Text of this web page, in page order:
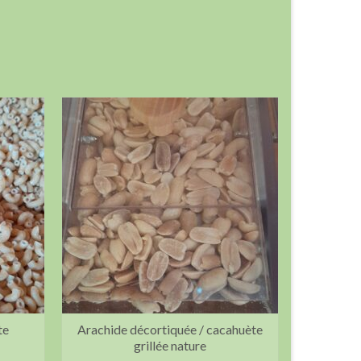
Arachide décortiquée / cacahuète
grillée nature